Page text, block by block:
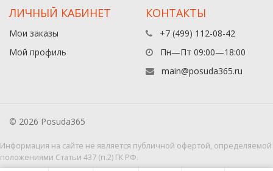
ЛИЧНЫЙ КАБИНЕТ
Мои заказы
Мой профиль
КОНТАКТЫ
+7 (499) 112-08-42
Пн—Пт 09:00—18:00
main@posuda365.ru
© 2026 Posuda365
Информация на сайте не является публичной офертой, определяемой
положениями Статьи 437 (п.2) ГК РФ.